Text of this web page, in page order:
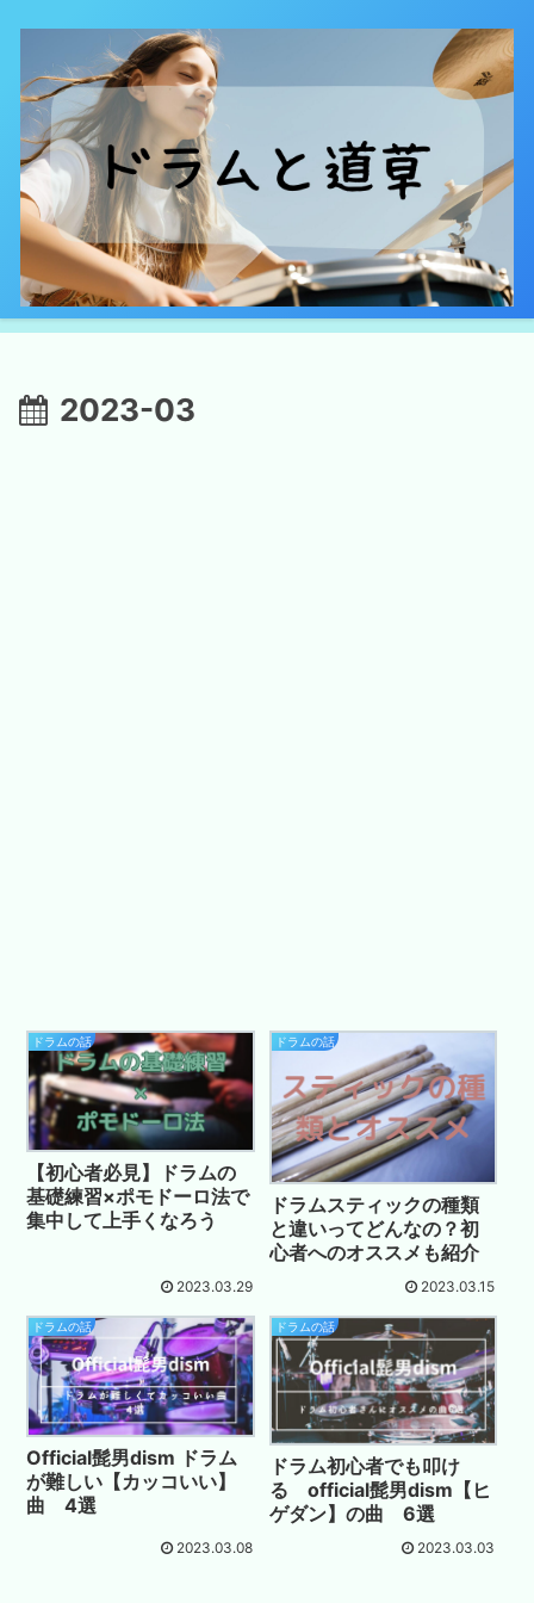
2023-03
ドラムの話
【初心者必見】ドラムの
基礎練習×ポモドーロ法で
集中して上手くなろう
2023.03.29
ドラムの話
ドラムスティックの種類
と違いってどんなの？初
心者へのオススメも紹介
2023.03.15
ドラムの話
Official髭男dism ドラム
が難しい【カッコいい】
曲 4選
2023.03.08
ドラムの話
ドラム初心者でも叩け
る official髭男dism【ヒ
ゲダン】の曲 6選
2023.03.03